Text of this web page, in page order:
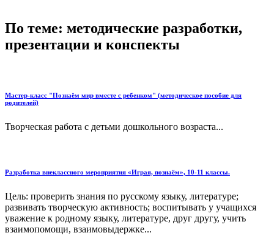
По теме: методические разработки,
презентации и конспекты
Мастер-класс "Познаём мир вместе с ребенком" (методическое пособие для
родителей)
Творческая работа с детьми дошкольного возраста...
Разработка внеклассного мероприятия «Играя, познаём», 10-11 классы.
Цель: проверить знания по русскому языку, литературе;
развивать творческую активность; воспитывать у учащихся
уважение к родному языку, литературе, друг другу, учить
взаимопомощи, взаимовыдержке...